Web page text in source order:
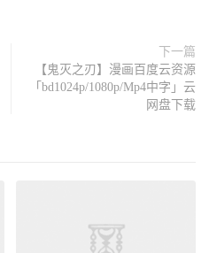
下一篇
【鬼灭之刃】漫画百度云资源
「bd1024p/1080p/Mp4中字」云
网盘下载